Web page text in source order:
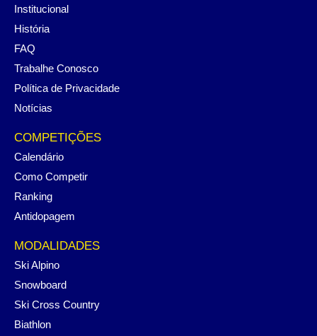
Institucional
História
FAQ
Trabalhe Conosco
Política de Privacidade
Notícias
COMPETIÇÕES
Calendário
Como Competir
Ranking
Antidopagem
MODALIDADES
Ski Alpino
Snowboard
Ski Cross Country
Biathlon